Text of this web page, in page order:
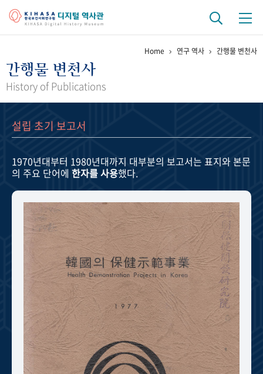
걸어온 길 기관 변천사
정책과 연구 키워드로 보는 연구 역사
연구자들
기록물 아카이브
사진 아카이브 문서 기록물 행정박물 영상 기록물
주년 기념
성과 50선 숫자로 보는 50년 50+1주년 광장
세계와 함께 한 KIHASA
VR 역사관
Home 연구 역사 간행물 변천사
간행물 변천사
History of Publications
설립 초기 보고서
1970년대부터 1980년대까지 대부분의 보고서는 표지와 본문
의 주요 단어에 한자를 사용했다.